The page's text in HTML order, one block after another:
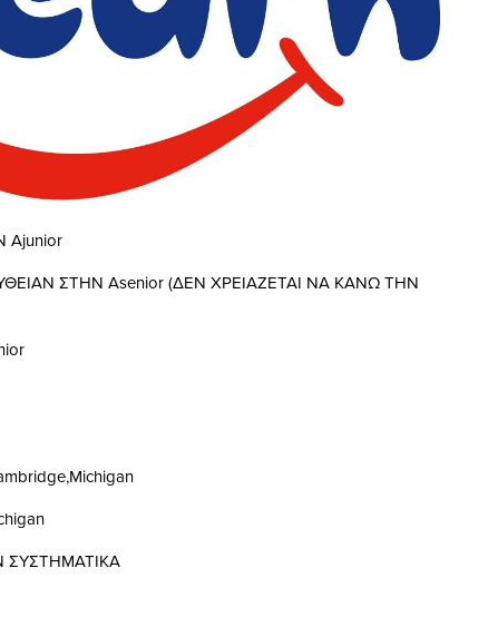
Ajunior
ΣΤΗΝ Asenior (ΔΕΝ ΧΡΕΙΑΖΕΤΑΙ ΝΑ ΚΑΝΩ ΤΗΝ
ΣΥΣΤΗΜΑΤΙΚΑ